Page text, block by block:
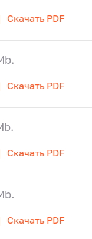
Скачать PDF
Скачать PDF
Скачать PDF
Скачать PDF